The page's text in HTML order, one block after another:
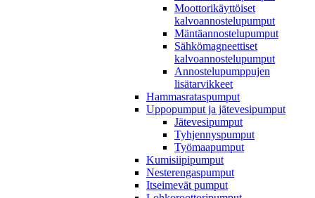
Moottorikäyttöiset
kalvoannostelupumput
Mäntäannostelupumput
Sähkömagneettiset
kalvoannostelupumput
Annostelupumppujen
lisätarvikkeet
Hammasrataspumput
Uppopumput ja jätevesipumput
Jätevesipumput
Tyhjennyspumput
Työmaapumput
Kumisiipipumput
Nesterengaspumput
Itseimevät pumput